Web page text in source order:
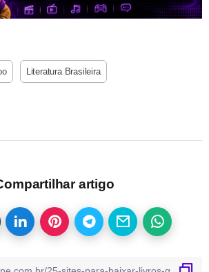
Literatura Brasileira
artigo